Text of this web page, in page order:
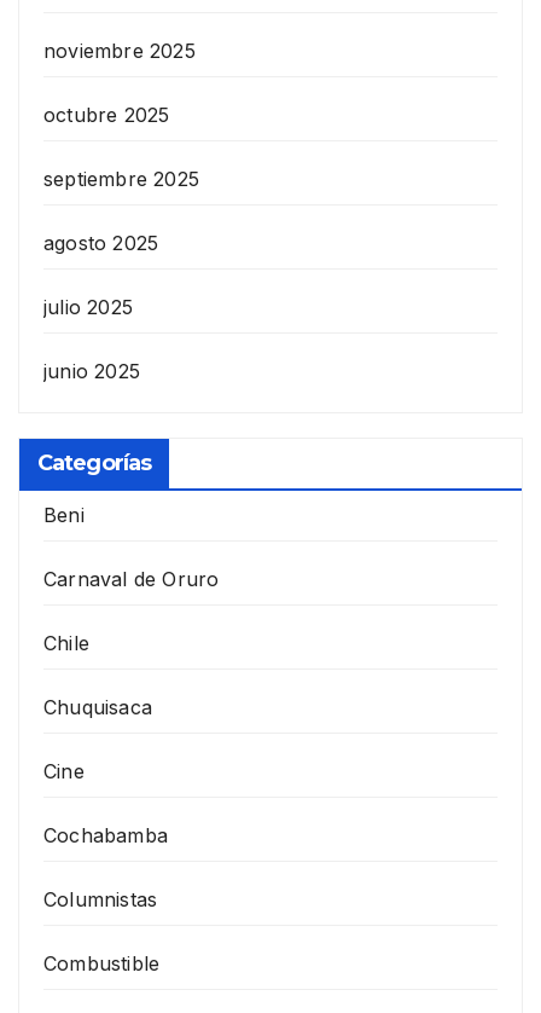
noviembre 2025
octubre 2025
septiembre 2025
agosto 2025
julio 2025
junio 2025
Categorías
Beni
Carnaval de Oruro
Chile
Chuquisaca
Cine
Cochabamba
Columnistas
Combustible